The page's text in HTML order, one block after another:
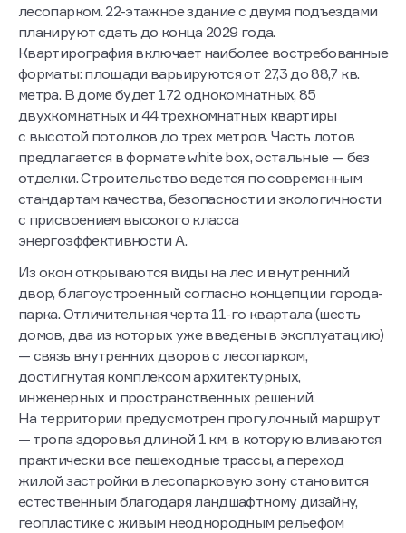
лесопарком. 22-этажное здание с двумя подъездами
планируют сдать до конца 2029 года.
Квартирография включает наиболее востребованные
форматы: площади варьируются от 27,3 до 88,7 кв.
метра. В доме будет 172 однокомнатных, 85
двухкомнатных и 44 трехкомнатных квартиры
с высотой потолков до трех метров. Часть лотов
предлагается в формате white box, остальные — без
отделки. Строительство ведется по современным
стандартам качества, безопасности и экологичности
с присвоением высокого класса
энергоэффективности А.
Из окон открываются виды на лес и внутренний
двор, благоустроенный согласно концепции города-
парка. Отличительная черта 11-го квартала (шесть
домов, два из которых уже введены в эксплуатацию)
— связь внутренних дворов с лесопарком,
достигнутая комплексом архитектурных,
инженерных и пространственных решений.
На территории предусмотрен прогулочный маршрут
— тропа здоровья длиной 1 км, в которую вливаются
практически все пешеходные трассы, а переход
жилой застройки в лесопарковую зону становится
естественным благодаря ландшафтному дизайну,
геопластике с живым неоднородным рельефом